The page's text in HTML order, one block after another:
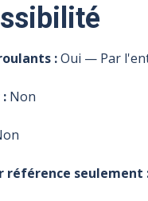
:Oui — Par
Non
référence seulement